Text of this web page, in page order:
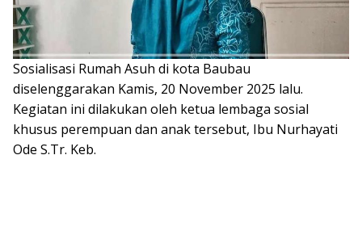
Sosialisasi Rumah Asuh di kota Baubau
diselenggarakan Kamis, 20 November 2025 lalu.
Kegiatan ini dilakukan oleh ketua lembaga sosial
khusus perempuan dan anak tersebut, Ibu Nurhayati
Ode S.Tr. Keb.